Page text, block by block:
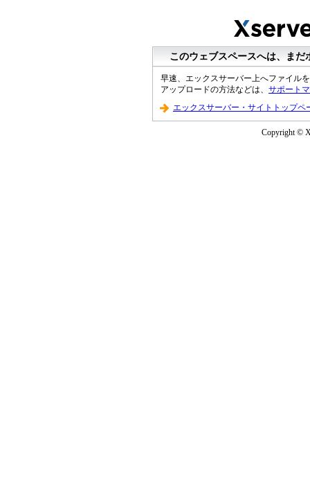
このウェブスペースへは、ま
早速、エックスサーバー上へファイル
アップロードの方法などは、 サポート
エックスサーバー・サイトトップペ
Copyright ©